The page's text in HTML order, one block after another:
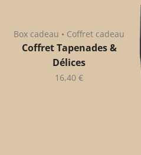
Box cadeau • Coffret cadeau
Coffret Tapenades &
Délices
16,40 €